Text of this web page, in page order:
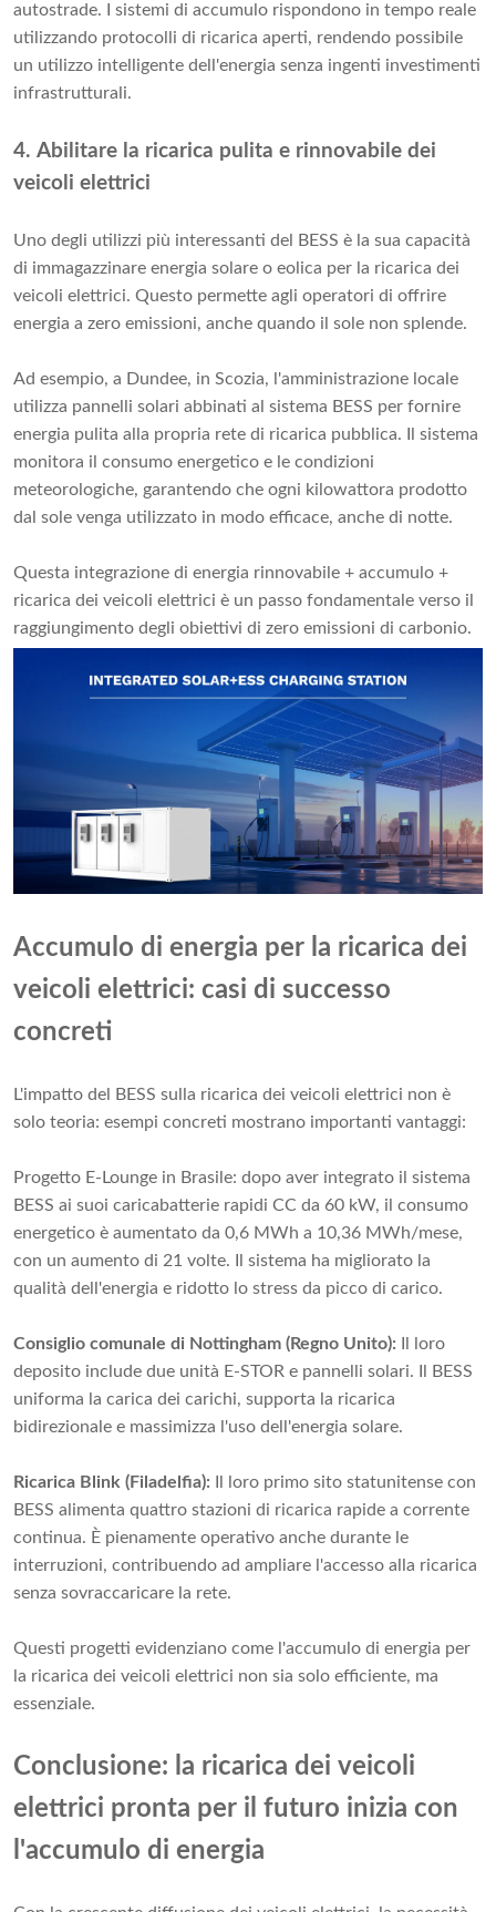
autostrade. I sistemi di accumulo rispondono in tempo reale
utilizzando protocolli di ricarica aperti, rendendo possibile
un utilizzo intelligente dell'energia senza ingenti investimenti
infrastrutturali.
4. Abilitare la ricarica pulita e rinnovabile dei
veicoli elettrici
Uno degli utilizzi più interessanti del BESS è la sua capacità
di immagazzinare energia solare o eolica per la ricarica dei
veicoli elettrici. Questo permette agli operatori di offrire
energia a zero emissioni, anche quando il sole non splende.
Ad esempio, a Dundee, in Scozia, l'amministrazione locale
utilizza pannelli solari abbinati al sistema BESS per fornire
energia pulita alla propria rete di ricarica pubblica. Il sistema
monitora il consumo energetico e le condizioni
meteorologiche, garantendo che ogni kilowattora prodotto
dal sole venga utilizzato in modo efficace, anche di notte.
Questa integrazione di energia rinnovabile + accumulo +
ricarica dei veicoli elettrici è un passo fondamentale verso il
raggiungimento degli obiettivi di zero emissioni di carbonio.
Accumulo di energia per la ricarica dei
veicoli elettrici: casi di successo
concreti
L'impatto del BESS sulla ricarica dei veicoli elettrici non è
solo teoria: esempi concreti mostrano importanti vantaggi:
Progetto E-Lounge in Brasile: dopo aver integrato il sistema
BESS ai suoi caricabatterie rapidi CC da 60 kW, il consumo
energetico è aumentato da 0,6 MWh a 10,36 MWh/mese,
con un aumento di 21 volte. Il sistema ha migliorato la
qualità dell'energia e ridotto lo stress da picco di carico.
Consiglio comunale di Nottingham (Regno Unito): Il loro
deposito include due unità E-STOR e pannelli solari. Il BESS
uniforma la carica dei carichi, supporta la ricarica
bidirezionale e massimizza l'uso dell'energia solare.
Ricarica Blink (Filadelfia):
Il loro primo sito statunitense con
BESS alimenta quattro stazioni di ricarica rapide a corrente
continua. È pienamente operativo anche durante le
interruzioni, contribuendo ad ampliare l'accesso alla ricarica
senza sovraccaricare la rete.
Questi progetti evidenziano come l'accumulo di energia per
la ricarica dei veicoli elettrici non sia solo efficiente, ma
essenziale.
Conclusione: la ricarica dei veicoli
elettrici pronta per il futuro inizia con
l'accumulo di energia